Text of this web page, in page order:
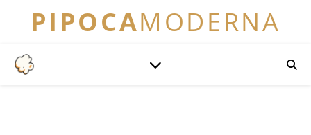
PIPOCAMODERNA